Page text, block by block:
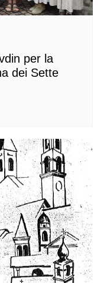
per la
dei Sette